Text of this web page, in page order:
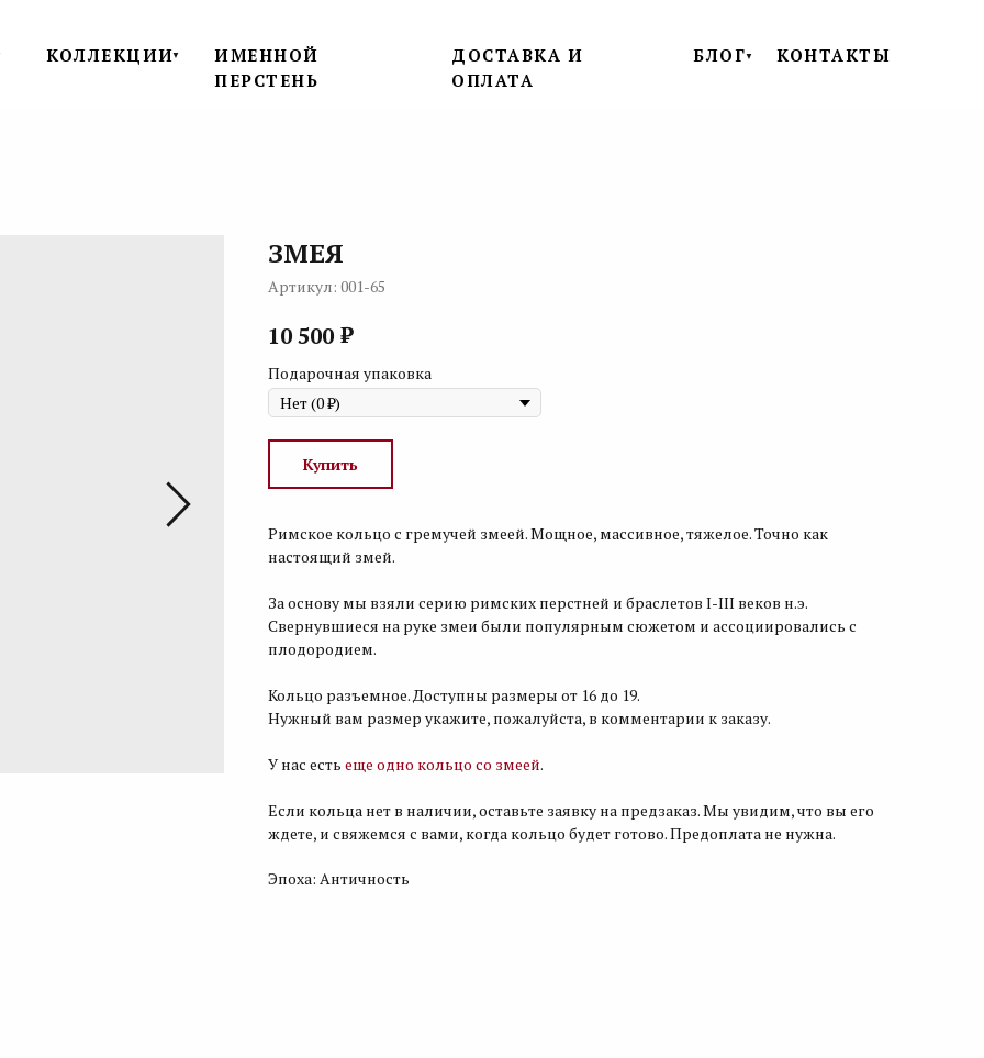
БЛОГ
ДОСТАВКА И
ОПЛАТА
КОНТАКТЫ
▼
КОЛЛЕКЦИИ▼
ИМЕННОЙ
ПЕРСТЕНЬ
ЗМЕЯ
Артикул: 001-65
10 500 ₽
Подарочная упаковка
Купить
Римское кольцо с гремучей змеей. Мощное, массивное, тяжелое. Точно как
настоящий змей.
За основу мы взяли серию римских перстней и браслетов I-III веков н.э.
Свернувшиеся на руке змеи были популярным сюжетом и ассоциировались с
плодородием.
Кольцо разъемное. Доступны размеры от 16 до 19.
Нужный вам размер укажите, пожалуйста, в комментарии к заказу.
У нас есть еще одно кольцо со змеей.
Если кольца нет в наличии, оставьте заявку на предзаказ. Мы увидим, что вы его
ждете, и свяжемся с вами, когда кольцо будет готово. Предоплата не нужна.
Эпоха: Античность